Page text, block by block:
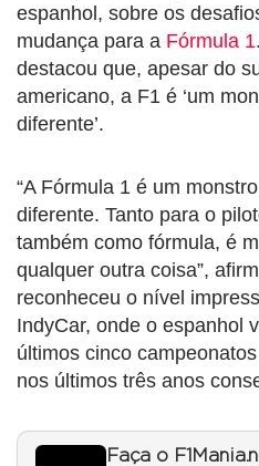
espanhol, sobre os
mudança para a Fórmula 1
destacou que, apesar do
americano, a F1 é ‘um
diferente’.
“A Fórmula 1 é um
diferente. Tanto para o
também como fórmula, é
qualquer outra coisa”,
reconheceu o nível
IndyCar, onde o espanhol
últimos cinco
nos últimos três anos
Faça o